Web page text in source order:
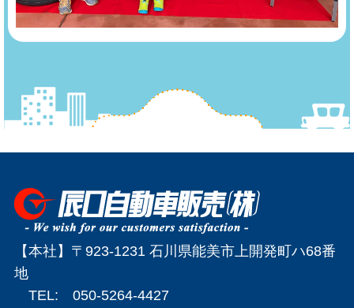
【本社】〒923-1231 石川県能美市上開発町ハ68番
地
TEL: 050-5264-4427